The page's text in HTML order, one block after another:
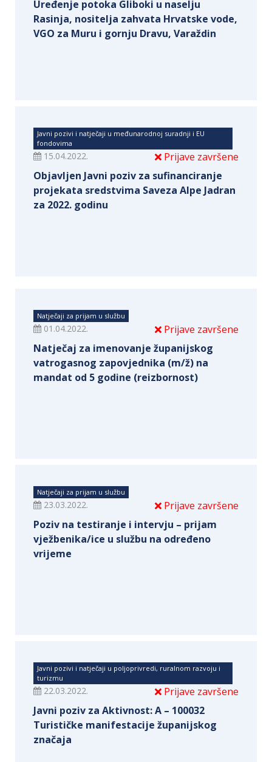
Uređenje potoka Gliboki u naselju
Rasinja, nositelja zahvata Hrvatske vode,
VGO za Muru i gornju Dravu, Varaždin
Javni pozivi i natječaji u međunarodnoj suradnji i EU
fondovima
Prijave završene
15.04.2022.
Objavljen Javni poziv za sufinanciranje
projekata sredstvima Saveza Alpe Jadran
za 2022. godinu
Natječaji za prijam u službu
Prijave završene
01.04.2022.
Natječaj za imenovanje županijskog
vatrogasnog zapovjednika (m/ž) na
mandat od 5 godine (reizbornost)
Natječaji za prijam u službu
Prijave završene
23.03.2022.
Poziv na testiranje i intervju – prijam
vježbenika/ice u službu na određeno
vrijeme
Javni pozivi i natječaji u poljoprivredi, ruralnom razvoju i
turizmu
Prijave završene
22.03.2022.
Javni poziv za Aktivnost: A – 100032
Turističke manifestacije županijskog
značaja